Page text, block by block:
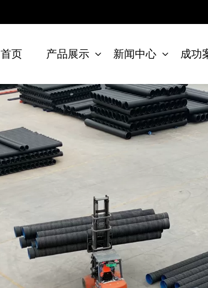
首页 产品展示 新闻中心 成功